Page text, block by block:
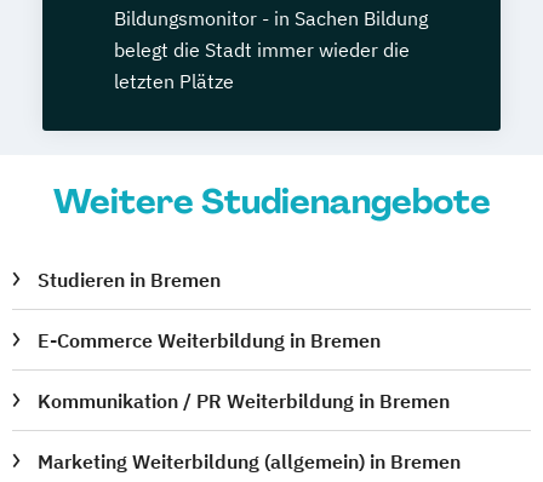
Bildungsmonitor - in Sachen Bildung
belegt die Stadt immer wieder die
letzten Plätze
Weitere Studienangebote
Studieren in Bremen
E-Commerce Weiterbildung in Bremen
Kommunikation / PR Weiterbildung in Bremen
Marketing Weiterbildung (allgemein) in Bremen